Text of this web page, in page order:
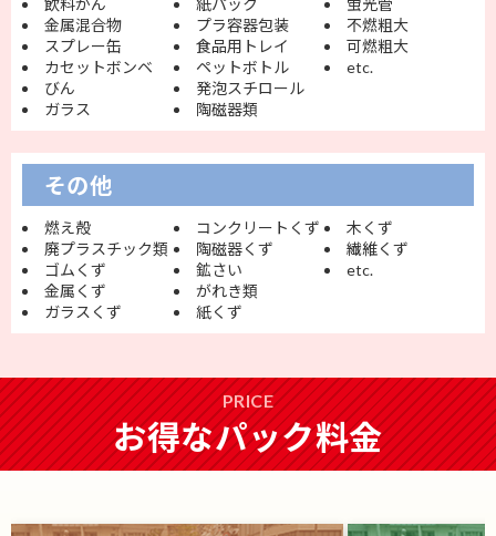
飲料かん
金属混合物
スプレー缶
カセットボンベ
びん
ガラス
紙パック
プラ容器包装
食品用トレイ
ペットボトル
発泡スチロール
陶磁器類
蛍光管
不燃粗大
可燃粗大
etc.
その他
燃え殻
廃プラスチック類
ゴムくず
金属くず
ガラスくず
コンクリートくず
陶磁器くず
鉱さい
がれき類
紙くず
木くず
繊維くず
etc.
PRICE
お得なパック料金